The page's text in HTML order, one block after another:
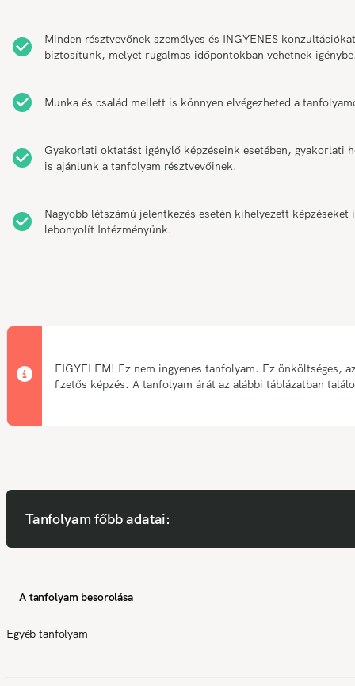
Minden résztvevőnek személyes és INGYENES konzultációkat
biztosítunk, melyet rugalmas időpontokban vehetnek
Munka és család mellett is könnyen elvégezheted a
Gyakorlati oktatást igénylő képzéseink esetében, gyakorlati
is ajánlunk a tanfolyam résztvevőinek.
Nagyobb létszámú jelentkezés esetén kihelyezett képzéseket
lebonyolít Intézményünk.
FIGYELEM! Ez nem ingyenes tanfolyam. Ez önköltséges,
fizetős képzés. A tanfolyam árát az alábbi táblázatban
Tanfolyam főbb adatai:
A tanfolyam besorolása
Egyéb tanfolyam